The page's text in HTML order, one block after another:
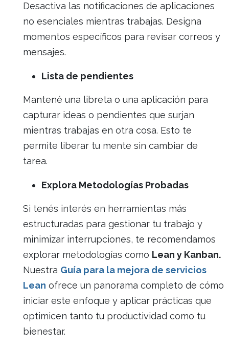
Desactiva las notificaciones de aplicaciones
no esenciales mientras trabajas. Designa
momentos específicos para revisar correos y
mensajes.
Lista de pendientes
Mantené una libreta o una aplicación para
capturar ideas o pendientes que surjan
mientras trabajas en otra cosa. Esto te
permite liberar tu mente sin cambiar de
tarea.
Explora Metodologías Probadas
Si tenés interés en herramientas más
estructuradas para gestionar tu trabajo y
minimizar interrupciones, te recomendamos
explorar metodologías como Lean y Kanban.
Nuestra Guía para la mejora de servicios
Lean ofrece un panorama completo de cómo
iniciar este enfoque y aplicar prácticas que
optimicen tanto tu productividad como tu
bienestar.